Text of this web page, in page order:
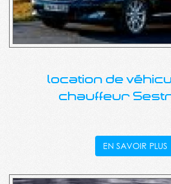
location de
chauffeur
EN SAVOIR PLUS